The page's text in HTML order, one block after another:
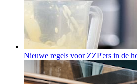
Nieuwe regels voor ZZP'ers in de